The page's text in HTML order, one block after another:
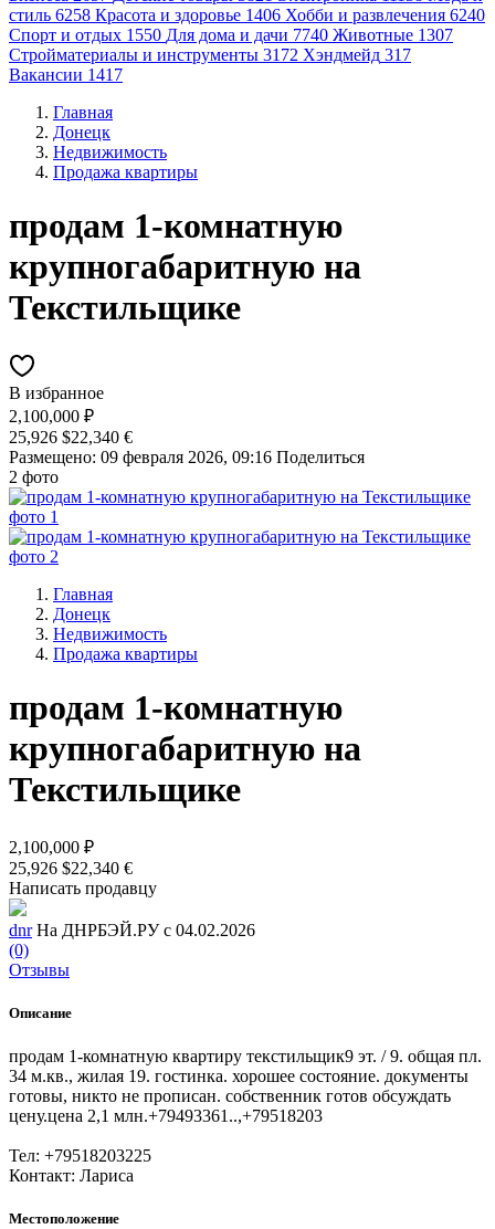
стиль 6258 Красота и здоровье 1406 Хобби и развлечения 6240
Спорт и отдых 1550 Для дома и дачи 7740 Животные 1307
Стройматериалы и инструменты 3172 Хэндмейд 317
Вакансии 1417
Главная
Донецк
Недвижимость
Продажа квартиры
продам 1-комнатную
крупногабаритную на
Текстильщике
В избранное
2,100,000 ₽
25,926 $22,340 €
Размещено: 09 февраля 2026, 09:16 Поделиться
2 фото
Главная
Донецк
Недвижимость
Продажа квартиры
продам 1-комнатную
крупногабаритную на
Текстильщике
2,100,000 ₽
25,926 $22,340 €
Написать продавцу
dnr На ДНРБЭЙ.РУ с 04.02.2026
(0)
Отзывы
Описание
продам 1-комнатную квартиру текстильщик9 эт. / 9. общая пл.
34 м.кв., жилая 19. гостинка. хорошее состояние. документы
готовы, никто не прописан. собственник готов обсуждать
цену.цена 2,1 млн.+79493361..,+79518203
Тел: +79518203225
Контакт: Лариса
Местоположение